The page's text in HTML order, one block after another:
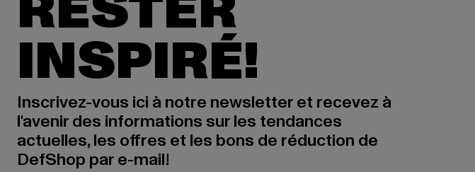
INSPIRÉ!
Inscrivez-vous ici à notre newsletter et recevez à
l'avenir des informations sur les tendances
actuelles, les offres et les bons de réduction de
DefShop par e-mail!